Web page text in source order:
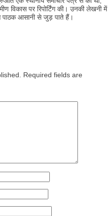
विकास पर रिपोर्टिंग की। उनकी लेखनी में
पाठक आसानी से जुड़ पाते हैं।
Required fields are